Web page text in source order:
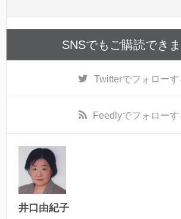
SNSでもご購読できま
Twitterでフォローす
Feedlyでフォローす
井口由紀子